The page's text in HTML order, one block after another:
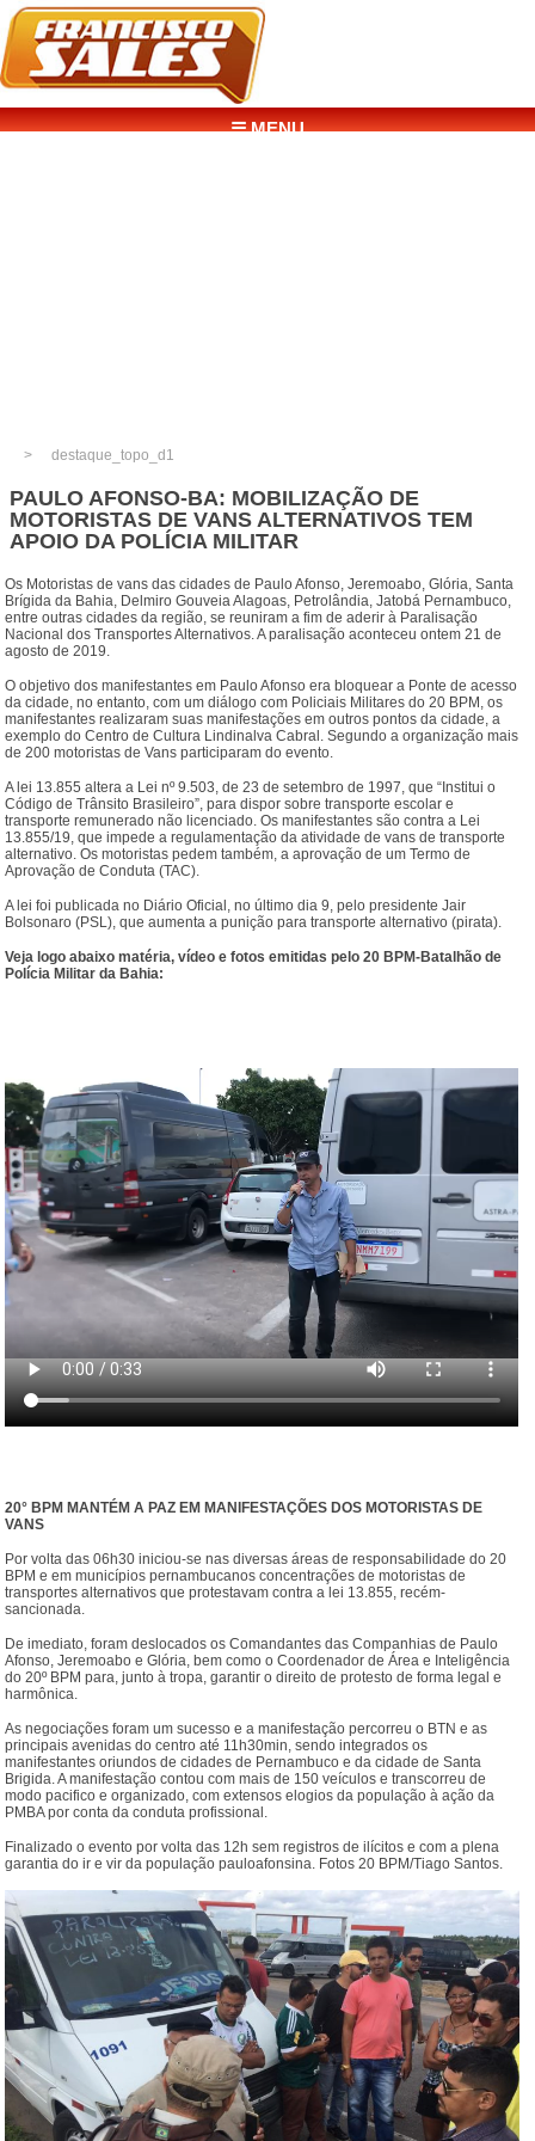
☰ MENU
destaque_topo_d1
PAULO AFONSO-BA: MOBILIZAÇÃO DE
MOTORISTAS DE VANS ALTERNATIVOS TEM
APOIO DA POLÍCIA MILITAR
Os Motoristas de vans das cidades de Paulo Afonso, Jeremoabo, Glória, Santa
Brígida da Bahia, Delmiro Gouveia Alagoas, Petrolândia, Jatobá Pernambuco,
entre outras cidades da região, se reuniram a fim de aderir à Paralisação
Nacional dos Transportes Alternativos. A paralisação aconteceu ontem 21 de
agosto de 2019.
O objetivo dos manifestantes em Paulo Afonso era bloquear a Ponte de acesso
da cidade, no entanto, com um diálogo com Policiais Militares do 20 BPM, os
manifestantes realizaram suas manifestações em outros pontos da cidade, a
exemplo do Centro de Cultura Lindinalva Cabral. Segundo a organização mais
de 200 motoristas de Vans participaram do evento.
A lei 13.855 altera a Lei nº 9.503, de 23 de setembro de 1997, que “Institui o
Código de Trânsito Brasileiro”, para dispor sobre transporte escolar e
transporte remunerado não licenciado. Os manifestantes são contra a Lei
13.855/19, que impede a regulamentação da atividade de vans de transporte
alternativo. Os motoristas pedem também, a aprovação de um Termo de
Aprovação de Conduta (TAC).
A lei foi publicada no Diário Oficial, no último dia 9, pelo presidente Jair
Bolsonaro (PSL), que aumenta a punição para transporte alternativo (pirata).
Veja logo abaixo matéria, vídeo e fotos emitidas pelo 20 BPM-Batalhão de
Polícia Militar da Bahia:
20° BPM MANTÉM A PAZ EM MANIFESTAÇÕES DOS MOTORISTAS DE
VANS
Por volta das 06h30 iniciou-se nas diversas áreas de responsabilidade do 20
BPM e em municípios pernambucanos concentrações de motoristas de
transportes alternativos que protestavam contra a lei 13.855, recém-
sancionada.
De imediato, foram deslocados os Comandantes das Companhias de Paulo
Afonso, Jeremoabo e Glória, bem como o Coordenador de Área e Inteligência
do 20º BPM para, junto à tropa, garantir o direito de protesto de forma legal e
harmônica.
As negociações foram um sucesso e a manifestação percorreu o BTN e as
principais avenidas do centro até 11h30min, sendo integrados os
manifestantes oriundos de cidades de Pernambuco e da cidade de Santa
Brigida. A manifestação contou com mais de 150 veículos e transcorreu de
modo pacifico e organizado, com extensos elogios da população à ação da
PMBA por conta da conduta profissional.
Finalizado o evento por volta das 12h sem registros de ilícitos e com a plena
garantia do ir e vir da população pauloafonsina. Fotos 20 BPM/Tiago Santos.